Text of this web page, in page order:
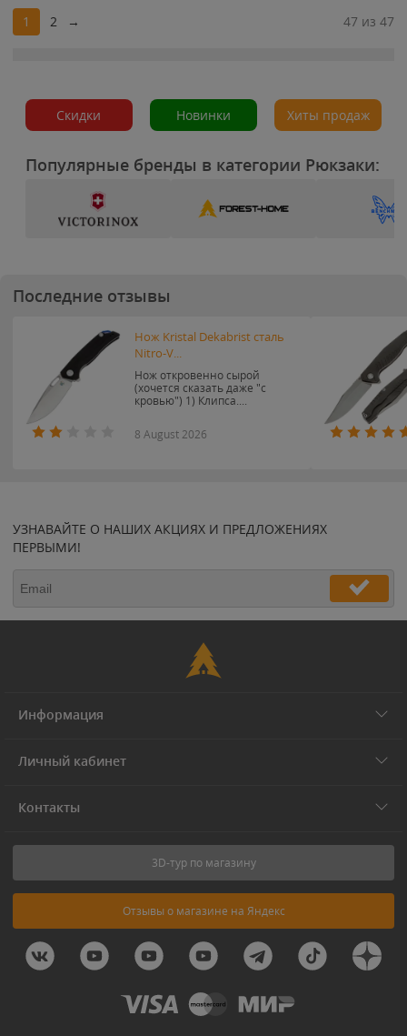
1 2 → 47 из 47
Скидки Новинки Хиты продаж
Популярные бренды в категории Рюкзаки:
Последние отзывы
Нож Kristal Dekabrist сталь
Nitro-V...
Нож откровенно сырой
(хочется сказать даже "с
кровью") 1) Клипса....
8 August 2026
УЗНАВАЙТЕ О НАШИХ АКЦИЯХ И ПРЕДЛОЖЕНИЯХ
ПЕРВЫМИ!
Информация
Личный кабинет
Контакты
3D-тур по магазину
Отзывы о магазине на Яндекс